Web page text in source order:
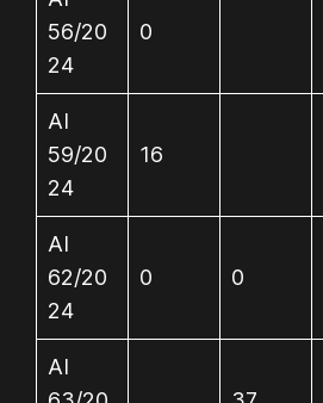
56/20
24
0
AI
59/20
24
16
AI
62/20
24
0 0
AI